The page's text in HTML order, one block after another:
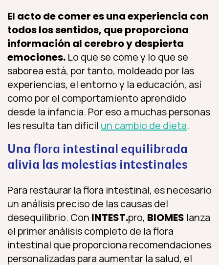
El acto de comer es una experiencia con
todos los sentidos, que proporciona
información al cerebro y despierta
emociones. Lo que se come y lo que se
saborea está, por tanto, moldeado por las
experiencias, el entorno y la educación, así
como por el comportamiento aprendido
desde la infancia. Por eso a muchas personas
les resulta tan díficil un cambio de dieta.
Una flora intestinal equilibrada
alivia las molestias intestinales
Para restaurar la flora intestinal, es necesario
un análisis preciso de las causas del
desequilibrio. Con INTEST.pro, BIOMES lanza
el primer análisis completo de la flora
intestinal que proporciona recomendaciones
personalizadas para aumentar la salud, el